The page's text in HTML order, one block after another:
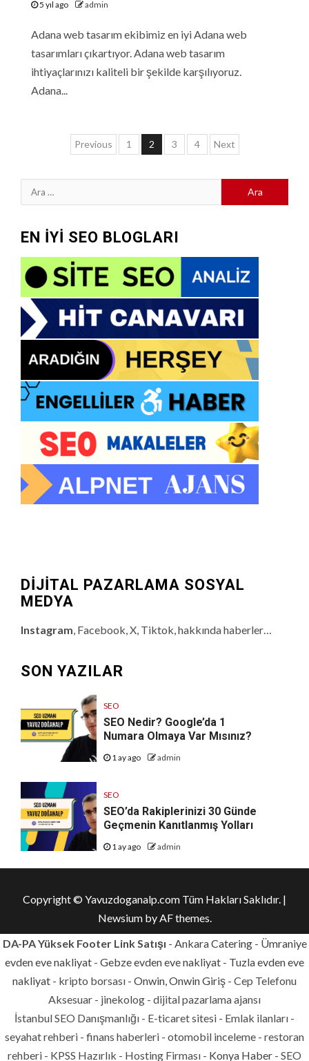
5 yıl ago admin
Adana web tasarım ekibimiz en iyi Adana web
tasarımları çıkartıyor. Adana web tasarım
ihtiyaçlarınızı kaliteli bir şekilde karşılıyoruz.
Adana...
Yazı
Previous 1 2 3 4 Next
Arama:
EN İYİ SEO BLOGLARI
DİJİTAL PAZARLAMA SOSYAL
MEDYA
Instagram , Facebook, X, Tiktok, hakkında haberler…
SON YAZILAR
SEO
SEO Nedir? Google’da 1
Numara Olmaya Var Mısınız?
1 ay ago admin
SEO
SEO’da Rakiplerinizi 30 Günde
Geçmenin Kanıtlanmış Yolları
1 ay ago admin
Copyright © Yavuzdoganalp.com Tüm Hakları Saklıdır. |
Newsiumby AF themes.
DA-PA Yüksek Footer Link Satışı - Ankara Catering- Ümraniye
evden eve nakliyat - Gebze evden eve nakliyat - Tuzla evden eve
nakliyat - kripto borsası - Onwin, Onwin Giriş - Cep Telefonu
Aksesuar - jinekolog - dijital pazarlama ajansı
İstanbul SEO Danışmanlığı - E-ticaret sitesi - Emlak ilanları -
seyahat rehberi - finans haberleri - otomobil inceleme - restoran
rehberi - KPSS Hazırlık - Hosting Firması - Konya Haber - SEO